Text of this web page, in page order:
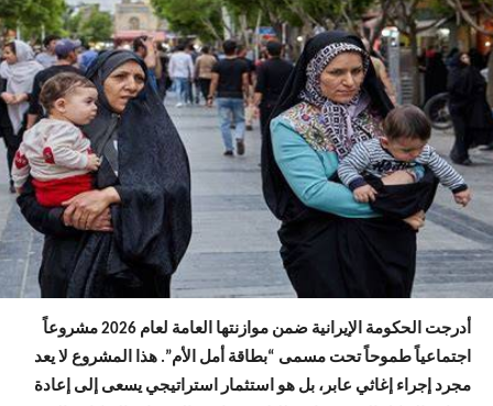
أدرجت الحكومة الإيرانية ضمن موازنتها العامة لعام 2026 مشروعاً
اجتماعياً طموحاً تحت مسمى “بطاقة أمل الأم”. هذا المشروع لا يعد
مجرد إجراء إغاثي عابر، بل هو استثمار استراتيجي يسعى إلى إعادة